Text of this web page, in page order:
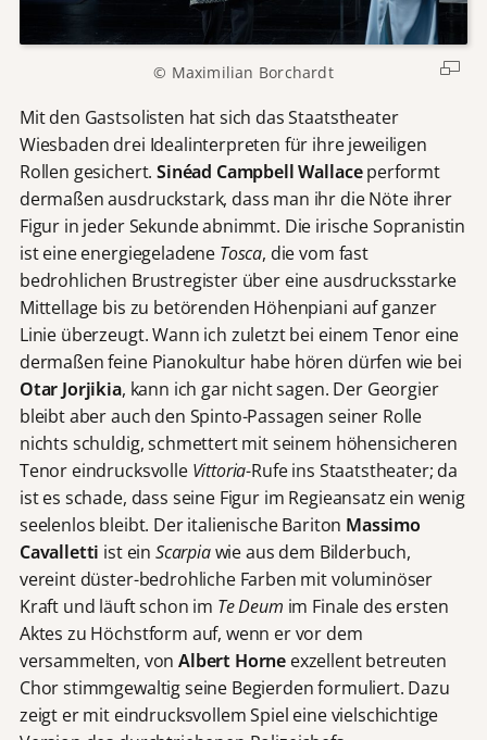
© Maximilian Borchardt
Mit den Gastsolisten hat sich das Staatstheater
Wiesbaden drei Idealinterpreten für ihre jeweiligen
Rollen gesichert.Sinéad Campbell Wallaceperformt
dermaßen ausdruckstark, dass man ihr die Nöte ihrer
Figur in jeder Sekunde abnimmt. Die irische Sopranistin
ist eine energiegeladene Tosca, die vom fast
bedrohlichen Brustregister über eine ausdrucksstarke
Mittellage bis zu betörenden Höhenpiani auf ganzer
Linie überzeugt. Wann ich zuletzt bei einem Tenor eine
dermaßen feine Pianokultur habe hören dürfen wie bei
Otar Jorjikia, kann ich gar nicht sagen. Der Georgier
bleibt aber auch den Spinto-Passagen seiner Rolle
nichts schuldig, schmettert mit seinem höhensicheren
Tenor eindrucksvolle Vittoria-Rufe ins Staatstheater; da
ist es schade, dass seine Figur im Regieansatz ein wenig
seelenlos bleibt. Der italienische Bariton Massimo
Cavalletti ist ein Scarpiawie aus dem Bilderbuch,
vereint düster-bedrohliche Farben mit voluminöser
Kraft und läuft schon im Te Deum im Finale des ersten
Aktes zu Höchstform auf, wenn er vor dem
versammelten, vonAlbert Horne exzellent betreuten
Chor stimmgewaltig seine Begierden formuliert. Dazu
zeigt er mit eindrucksvollem Spiel eine vielschichtige